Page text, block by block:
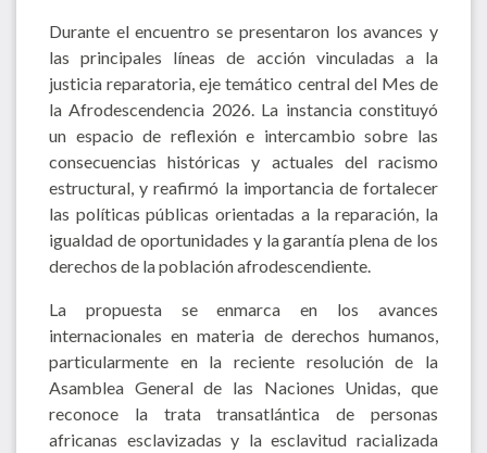
Durante el encuentro se presentaron los avances y
las principales líneas de acción vinculadas a la
justicia reparatoria, eje temático central del Mes de
la Afrodescendencia 2026. La instancia constituyó
un espacio de reflexión e intercambio sobre las
consecuencias históricas y actuales del racismo
estructural, y reafirmó la importancia de fortalecer
las políticas públicas orientadas a la reparación, la
igualdad de oportunidades y la garantía plena de los
derechos de la población afrodescendiente.
La propuesta se enmarca en los avances
internacionales en materia de derechos humanos,
particularmente en la reciente resolución de la
Asamblea General de las Naciones Unidas, que
reconoce la trata transatlántica de personas
africanas esclavizadas y la esclavitud racializada